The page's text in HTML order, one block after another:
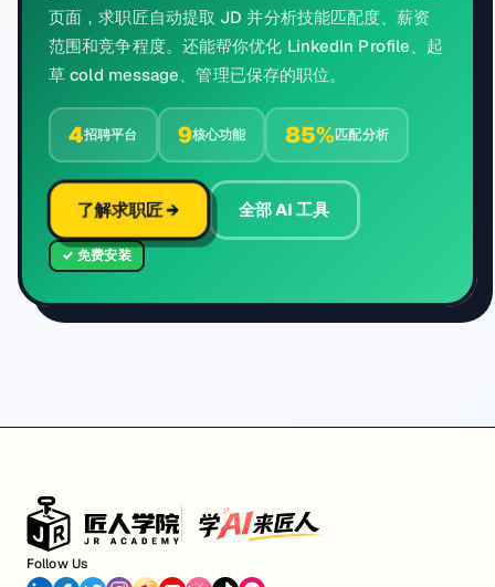
页面，求职匠自动提取 JD 并分析技能匹配度、薪资
范围和竞争程度。还能帮你优化 LinkedIn Profile、起
草 cold message、管理已保存的职位。
4招聘平台 9核心功能 85%匹配分析
了解求职匠→ 全部 AI 工具
✓ 免费安装
Follow Us